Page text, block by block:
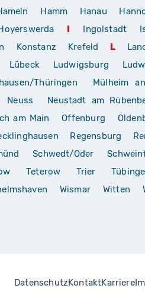
Hamm Hanau
Ingolstadt
Konstanz Krefeld L
Lübeck Ludwigsburg
Thüringen Mülheim
Neuss Neustadt am
am Main Offenburg
Regensburg
Schwedt/Oder
Teterow Trier
Wismar Witten
DatenschutzKontaktKarriere